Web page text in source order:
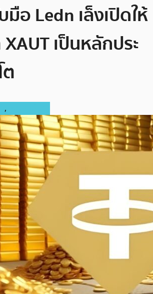
อ Ledn เล็งเปิดให้
เป็นหลักประ
,